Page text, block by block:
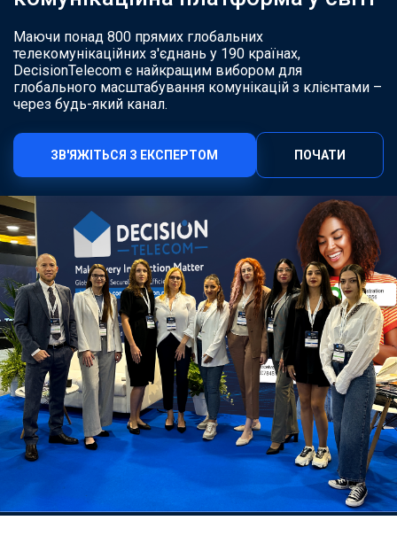
Маючи понад 800 прямих глобальних
телекомунікаційних з'єднань у 190 країнах,
DecisionTelecom є найкращим вибором для
глобального масштабування комунікацій з клієнтами –
через будь-який канал.
ЗВ'ЯЖІТЬСЯ З ЕКСПЕРТОМ ПОЧАТИ